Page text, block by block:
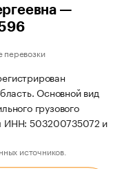
—
перевозки
Основной вид
грузового
ИНН: 503200735072 и
источников.